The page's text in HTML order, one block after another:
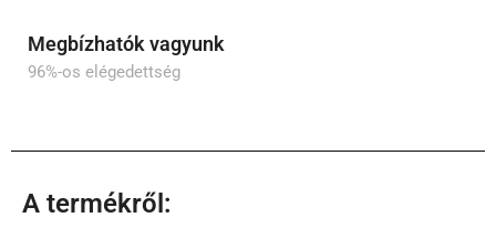
Megbízhatók vagyunk
96%-os elégedettség
A termékről: